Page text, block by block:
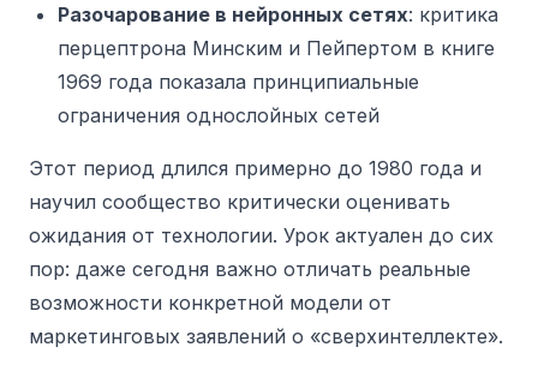
Разочарование в нейронных сетях: критика
перцептрона Минским и Пейпертом в книге
1969 года показала принципиальные
ограничения однослойных сетей
Этот период длился примерно до 1980 года и
научил сообщество критически оценивать
ожидания от технологии. Урок актуален до сих
пор: даже сегодня важно отличать реальные
возможности конкретной модели от
маркетинговых заявлений о «сверхинтеллекте».